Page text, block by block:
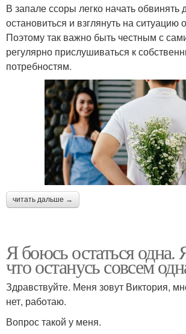
В запале ссоры легко начать обвинять
остановиться и взглянуть на ситуацию
Поэтому так важно быть честным с
регулярно прислушиваться к
потребностям.
читать дальше →
Я боюсь остаться одна.
что останусь совсем
Здравствуйте. Меня зовут Виктория,
нет, работаю.
Вопрос такой у меня.